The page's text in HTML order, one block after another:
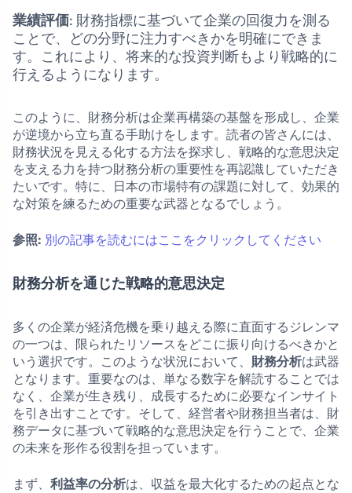
業績評価: 財務指標に基づいて企業の回復力を測る
ことで、どの分野に注力すべきかを明確にできま
す。これにより、将来的な投資判断もより戦略的に
行えるようになります。
このように、財務分析は企業再構築の基盤を形成し、企業
が逆境から立ち直る手助けをします。読者の皆さんには、
財務状況を見える化する方法を探求し、戦略的な意思決定
を支える力を持つ財務分析の重要性を再認識していただき
たいです。特に、日本の市場特有の課題に対して、効果的
な対策を練るための重要な武器となるでしょう。
参照: 別の記事を読むにはここをクリックしてください
財務分析を通じた戦略的意思決定
多くの企業が経済危機を乗り越える際に直面するジレンマ
の一つは、限られたリソースをどこに振り向けるべきかと
いう選択です。このような状況において、 財務分析は武器
となります。重要なのは、単なる数字を解読することでは
なく、企業が生き残り、成長するために必要なインサイト
を引き出すことです。そして、経営者や財務担当者は、財
務データに基づいて戦略的な意思決定を行うことで、企業
の未来を形作る役割を担っています。
まず、 利益率の分析は、収益を最大化するための起点とな